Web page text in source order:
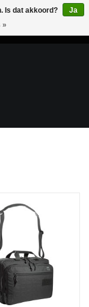
Is dat akkoord?
Ja
»